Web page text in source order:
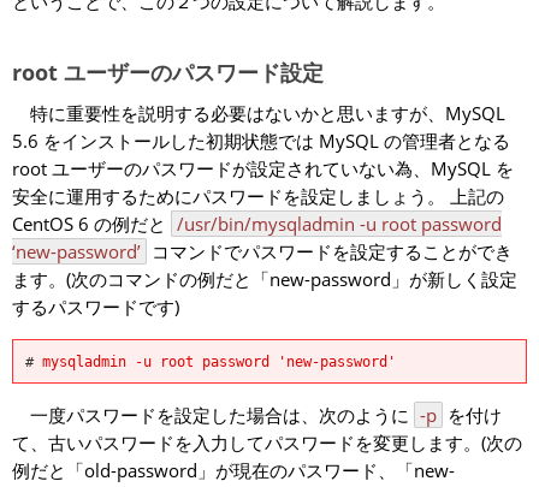
root ユーザーのパスワード設定
特に重要性を説明する必要はないかと思いますが、MySQL
5.6 をインストールした初期状態では MySQL の管理者となる
root ユーザーのパスワードが設定されていない為、MySQL を
安全に運用するためにパスワードを設定しましょう。 上記の
CentOS 6 の例だと /usr/bin/mysqladmin -u root password
‘new-password’ コマンドでパスワードを設定することができ
ます。(次のコマンドの例だと「new-password」が新しく設定
するパスワードです)
# mysqladmin -u root password 'new-password'
一度パスワードを設定した場合は、次のように -p を付け
て、古いパスワードを入力してパスワードを変更します。(次の
例だと「old-password」が現在のパスワード、「new-